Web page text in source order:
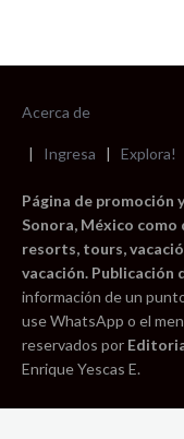
Acerca de
| Ingresa | Explora!
Página de promoción
Sonora, México
resorts, tours,
vacación. Publicación
información de un
use WhatsApp o el
reservados por
Enrique Yescas E.